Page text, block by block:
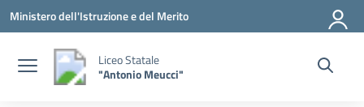
Vai ai contenuti
Vai al menu di navigazione
Vai al footer
Ministero dell'Istruzione e del Merito
Liceo Statale
"Antonio Meucci"